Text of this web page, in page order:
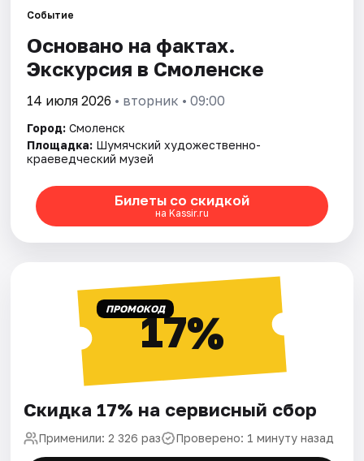
Площадки
Артисты
Событие
Основано на фактах.
Экскурсия в Смоленске
14 июля 2026 • вторник • 09:00
Город: Смоленск
Площадка: Шумячский художественно-
краеведческий музей
Билеты со скидкой
на Kassir.ru
ПРОМОКОД17%
Скидка 17% на сервисный сбор
Применили: 2 326 раз Проверено: 1 минуту назад